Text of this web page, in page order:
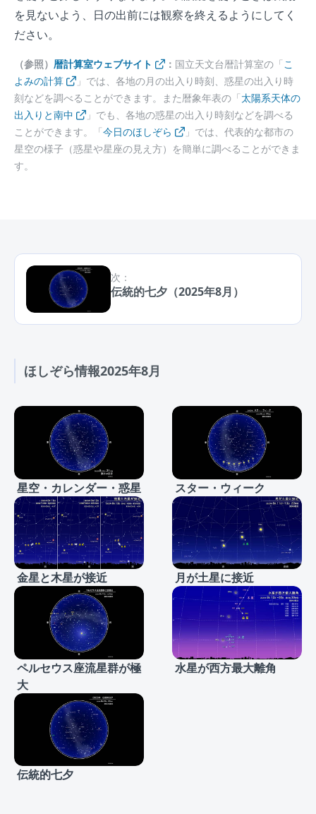
を見ないよう、日の出前には観察を終えるようにしてく
ださい。
（参照） 暦計算室ウェブサイト ： 国立天文台暦計算室の「こ
よみの計算
」では、各地の月の出入り時刻、惑星の出入り時
刻などを調べることができます。また暦象年表の「太陽系天体の
出入りと南中
」でも、各地の惑星の出入り時刻などを調べる
ことができます。「今日のほしぞら
」では、代表的な都市の
星空の様子（惑星や星座の見え方）を簡単に調べることができま
す。
次：
伝統的七夕（2025年8月）
ほしぞら情報2025年8月
星空・カレンダー・惑星 スター・ウィーク
金星と木星が接近 月が土星に接近
ペルセウス座流星群が極
大
水星が西方最大離角
伝統的七夕